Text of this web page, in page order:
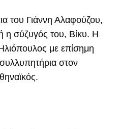
του Γιάννη Αλαφούζου,
η σύζυγός του, Βίκυ. Η
με επίσημη
στον